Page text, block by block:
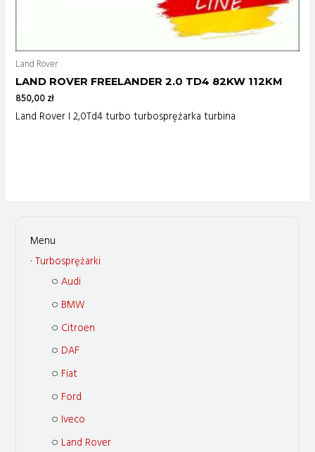
Land Rover
LAND ROVER FREELANDER 2.0 TD4 82KW 112KM
850,00zł
Land Rover I 2,0Td4 turbo turbosprężarka turbina
Turbosprężarki
Audi
BMW
Citroen
DAF
Fiat
Ford
Iveco
Land Rover